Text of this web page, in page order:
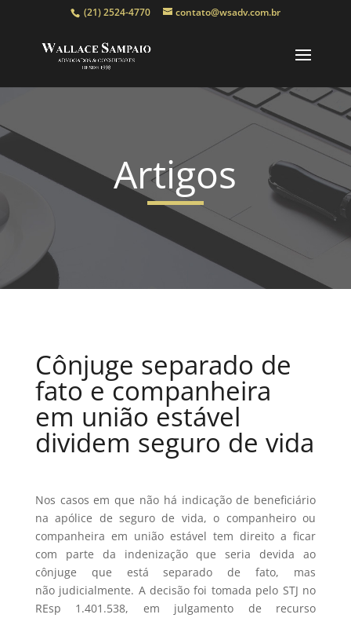
(21) 2524-4770 contato@wsadv.com.br
Artigos
Cônjuge separado de
fato e companheira
em união estável
dividem seguro de vida
Nos casos em que não há indicação de beneficiário
na apólice de seguro de vida, o companheiro ou
companheira em união estável tem direito a ficar
com parte da indenização que seria devida ao
cônjuge que está separado de fato, mas
não judicialmente. A decisão foi tomada pelo STJ no
REsp 1.401.538, em julgamento de recurso